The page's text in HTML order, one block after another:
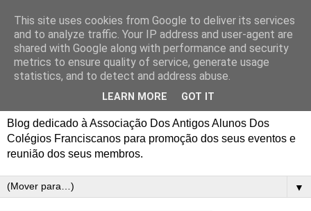
Associação Dos Antigos
Alunos Dos Colégios
Franciscanos
Blog dedicado à Associação Dos Antigos Alunos Dos
Colégios Franciscanos para promoção dos seus eventos e
reunião dos seus membros.
▼
This site uses cookies from Google to deliver its services
and to analyze traffic. Your IP address and user-agent are
shared with Google along with performance and security
metrics to ensure quality of service, generate usage
statistics, and to detect and address abuse.
LEARN MORE GOT IT